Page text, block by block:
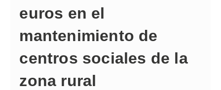
euros en el
mantenimiento de
centros sociales de la
zona rural